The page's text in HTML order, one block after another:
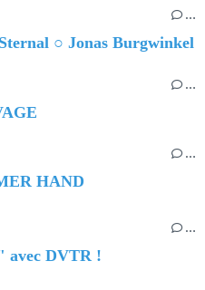
…
○ Jonas Burgwinkel
…
…
HAND
…
avec DVTR !